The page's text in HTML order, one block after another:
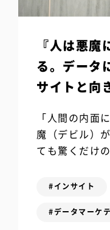
『人は悪
る。データ
サイトと向
「人間の内面
魔（デビル）
ても驚くだけ
した一冊『人
#インサイト
#データマーケ